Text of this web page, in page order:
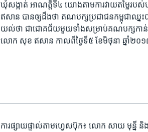
ឃុំសង្កាត់ អាណត្តិ​ទី៤ យោង​តាម​ការ​វាយតម្លៃ​រប
ឥសាន បាន​ឲ្យ​ដឹង​ថា គណបក្ស​ប្រជាជន​កម្ពុជា​ឈ្
យល់​ថា ជា​ជោគជ័យ​មួយ​ទាំង​សម្រាប់​គណបក្ស​កា
លោក សុខ ឥសាន កាលពី​ថ្ងៃទី៥ ខែមិថុនា ឆ្នាំ២០
ការផ្សាយផ្ទាល់តាម​ហ្វេសប៊ុក៖ លោក សាយ មុន្នី